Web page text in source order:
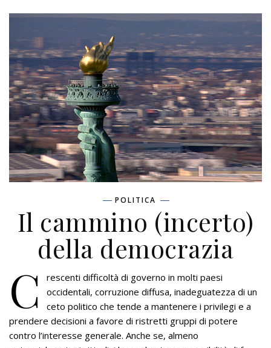
POLITICA
Il cammino (incerto)
della democrazia
C
rescenti difficoltà di governo in molti paesi
occidentali, corruzione diffusa, inadeguatezza di un
ceto politico che tende a mantenere i privilegi e a
prendere decisioni a favore di ristretti gruppi di potere
contro l’interesse generale. Anche se, almeno